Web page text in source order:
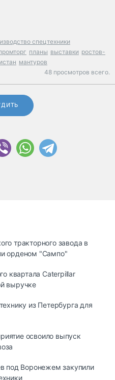
спецтехники
планы выставки ростов-
мантуров
48 просмотров всего.
тракторного завода в
орденом "Сампо"
квартала Caterpillar
выручке
из Петербурга для
освоило выпуск
под Воронежем закупили